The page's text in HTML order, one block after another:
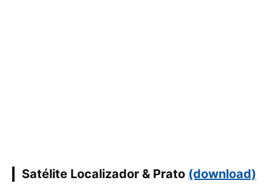
Satélite Localizador & Prato (download)